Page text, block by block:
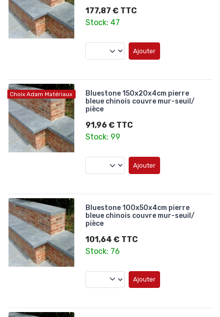
177,87 € TTC
Stock: 47
Ajouter
Choix Adam Matériaux
Bluestone 150x20x4cm pierre
bleue chinois couvre mur-seuil/
pièce
91,96 € TTC
Stock: 99
Ajouter
Bluestone 100x50x4cm pierre
bleue chinois couvre mur-seuil/
pièce
101,64 € TTC
Stock: 76
Ajouter